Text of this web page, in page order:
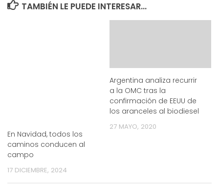
TAMBIÉN LE PUEDE INTERESAR...
En Navidad, todos los
caminos conducen al
campo
17 DICIEMBRE, 2024
Argentina analiza recurrir
a la OMC tras la
confirmación de EEUU de
los aranceles al biodiesel
27 MAYO, 2020